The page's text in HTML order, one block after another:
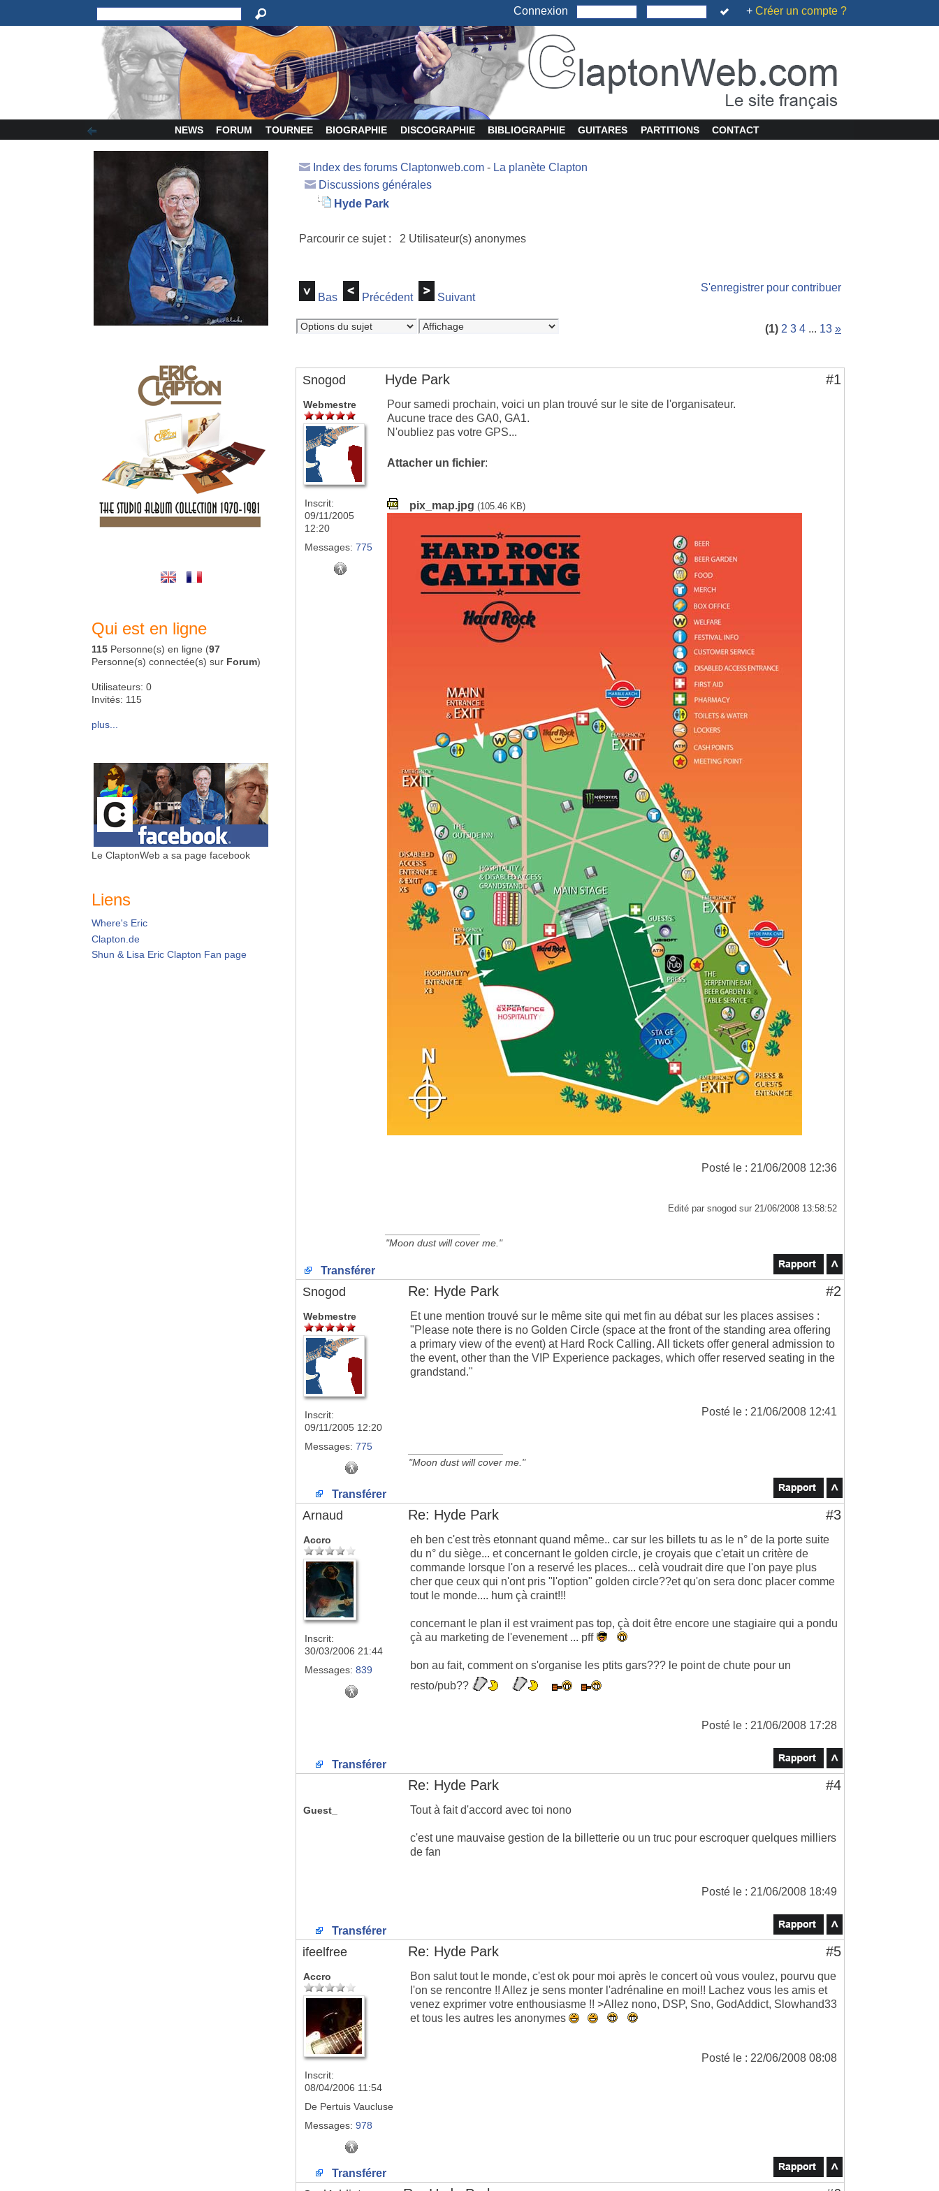
Connexion + Créer un compte ?
NEWS FORUM TOURNEE BIOGRAPHIE DISCOGRAPHIE BIBLIOGRAPHIE GUITARES PARTITIONS CONTACT
Qui est en ligne
115 Personne(s) en ligne (97
Personne(s) connectée(s) sur Forum)
Utilisateurs: 0
Invités: 115
plus...
Le ClaptonWeb a sa page facebook
Liens
Where's Eric
Clapton.de
Shun & Lisa Eric Clapton Fan page
Index des forums Claptonweb.com - La planète Clapton
Discussions générales
Hyde Park
Parcourir ce sujet : 2 Utilisateur(s) anonymes
Bas Précédent Suivant
S'enregistrer pour contribuer
(1) 2 3 4 ... 13 »
Snogod Hyde Park #1
Webmestre
Inscrit:
09/11/2005
12:20
Messages: 775
Pour samedi prochain, voici un plan trouvé sur le site de l'organisateur.
Aucune trace des GA0, GA1.
N'oubliez pas votre GPS...
Attacher un fichier:
pix_map.jpg (105.46 KB)
Posté le : 21/06/2008 12:36
Edité par snogod sur 21/06/2008 13:58:52
"Moon dust will cover me."
Transférer
Snogod Re: Hyde Park #2
Webmestre
Inscrit:
09/11/2005 12:20
Messages: 775
Et une mention trouvé sur le même site qui met fin au débat sur les places assises :
"Please note there is no Golden Circle (space at the front of the standing area offering
a primary view of the event) at Hard Rock Calling. All tickets offer general admission to
the event, other than the VIP Experience packages, which offer reserved seating in the
grandstand."
Posté le : 21/06/2008 12:41
"Moon dust will cover me."
Transférer
Arnaud Re: Hyde Park #3
Accro
Inscrit:
30/03/2006 21:44
Messages: 839
eh ben c'est très etonnant quand même.. car sur les billets tu as le n° de la porte suite
du n° du siège... et concernant le golden circle, je croyais que c'etait un critère de
commande lorsque l'on a reservé les places... celà voudrait dire que l'on paye plus
cher que ceux qui n'ont pris "l'option" golden circle??et qu'on sera donc placer comme
tout le monde.... hum çà craint!!!
concernant le plan il est vraiment pas top, çà doit être encore une stagiaire qui a pondu
çà au marketing de l'evenement ... pff
bon au fait, comment on s'organise les ptits gars??? le point de chute pour un
resto/pub??
Posté le : 21/06/2008 17:28
Transférer
Re: Hyde Park #4
Guest_ Tout à fait d'accord avec toi nono
c'est une mauvaise gestion de la billetterie ou un truc pour escroquer quelques milliers
de fan
Posté le : 21/06/2008 18:49
Transférer
ifeelfree Re: Hyde Park #5
Accro
Inscrit:
08/04/2006 11:54
De Pertuis Vaucluse
Messages: 978
Bon salut tout le monde, c'est ok pour moi après le concert où vous voulez, pourvu que
l'on se rencontre !! Allez je sens monter l'adrénaline en moi!! Lachez vous les amis et
venez exprimer votre enthousiasme !! >Allez nono, DSP, Sno, GodAddict, Slowhand33
et tous les autres les anonymes
Posté le : 22/06/2008 08:08
Transférer